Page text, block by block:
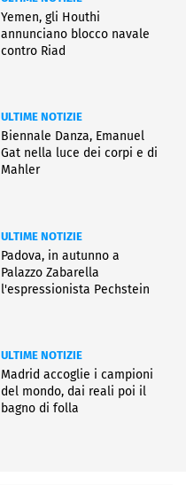
Yemen, gli Houthi
annunciano blocco navale
contro Riad
ULTIME NOTIZIE
Biennale Danza, Emanuel
Gat nella luce dei corpi e di
Mahler
ULTIME NOTIZIE
Padova, in autunno a
Palazzo Zabarella
l'espressionista Pechstein
ULTIME NOTIZIE
Madrid accoglie i campioni
del mondo, dai reali poi il
bagno di folla